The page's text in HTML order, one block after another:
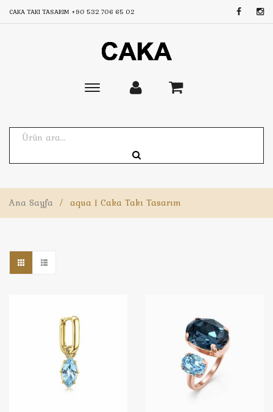
CAKA TAKI TASARIM +90 532 706 65 02
Toggle
Ana Sayfa / aqua | Caka Takı Tasarım